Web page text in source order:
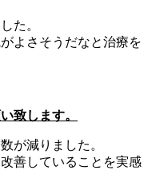
た。
よさそうだなと治療を
致します。
が減りました。
善していることを実感